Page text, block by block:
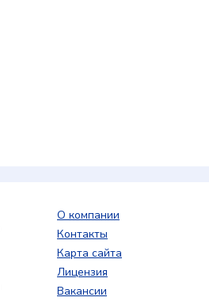
О компании
Контакты
Карта сайта
Лицензия
Вакансии